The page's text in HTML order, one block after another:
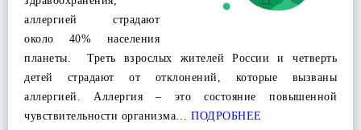
аллергией страдают
около 40% населения
планеты. Треть взрослых жителей России и четверть
детей страдают от отклонений, которые вызваны
аллергией. Аллергия – это состояние повышенной
чувствительности организма… ПОДРОБНЕЕ